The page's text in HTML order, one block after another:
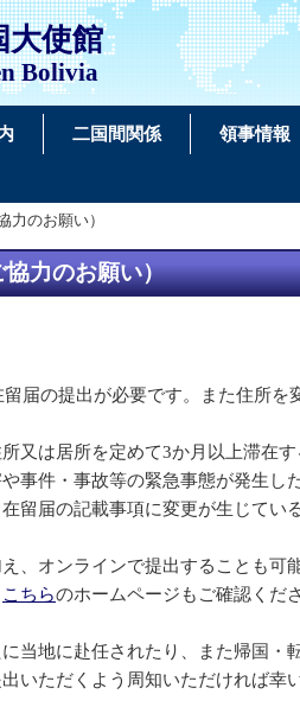
大使館
Bolivia
二国間関係 領事情報
力のお願い）
力のお願い）
届の提出が必要です。また住所
又は居所を定めて3か月以上滞在
事件・事故等の緊急事態が発生し
留届の記載事項に変更が生じてい
、オンラインで提出することも可
こちらのホームページもご確認くださ
当地に赴任されたり、また帰国・
いただくよう周知いただければ幸い